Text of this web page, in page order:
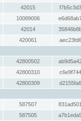
42015
10089006
42014
420061
42800502
42800310
42800309
587507
587505